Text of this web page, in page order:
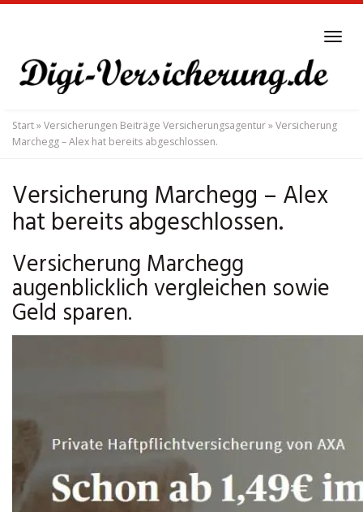
main
content
Start»Versicherungen Beiträge Versicherungsagentur»Versicherung
Marchegg – Alex hat bereits abgeschlossen.
Versicherung Marchegg – Alex
hat bereits abgeschlossen.
Versicherung Marchegg
augenblicklich vergleichen sowie
Geld sparen.